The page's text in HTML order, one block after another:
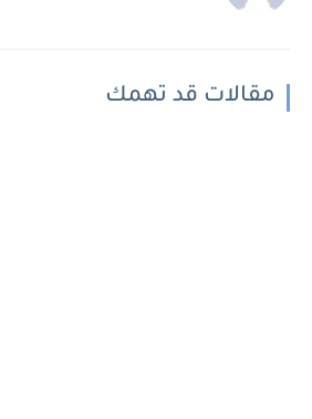
مقالات قد تهمك